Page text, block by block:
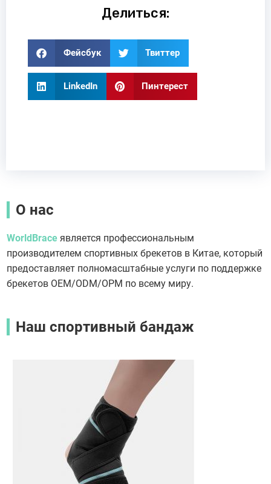
Делиться:
Фейсбук Твиттер
LinkedIn Пинтерест
О нас
WorldBrace является профессиональным
производителем спортивных брекетов в Китае, который
предоставляет полномасштабные услуги по поддержке
брекетов OEM/ODM/OPM по всему миру.
Наш спортивный бандаж